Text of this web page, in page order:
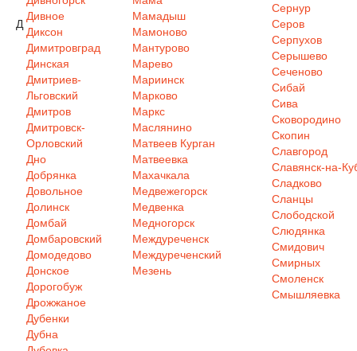
Д
Дивное
Диксон
Димитровград
Динская
Дмитриев-
Льговский
Дмитров
Дмитровск-
Орловский
Дно
Добрянка
Довольное
Долинск
Домбай
Домбаровский
Домодедово
Донское
Дорогобуж
Дрожжаное
Дубенки
Дубна
Мамадыш
Мамоново
Мантурово
Марево
Мариинск
Марково
Маркс
Маслянино
Матвеев Курган
Матвеевка
Махачкала
Медвежегорск
Медвенка
Медногорск
Междуреченск
Междуреченский
Мезень
Сернур
Серов
Серпухов
Серышево
Сеченово
Сибай
Сива
Сковородино
Скопин
Славгород
Славянск-на-
Сладково
Сланцы
Слободской
Слюдянка
Смидович
Смирных
Смоленск
Смышляевка